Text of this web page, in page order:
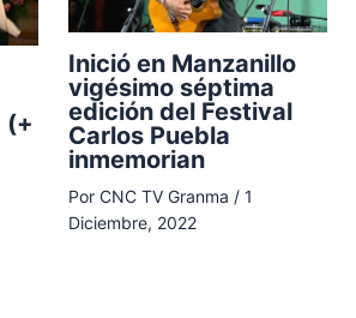
(+
Inició en Manzanillo
vigésimo séptima
edición del Festival
Carlos Puebla
inmemorian
Por CNC TV Granma / 1
Diciembre, 2022